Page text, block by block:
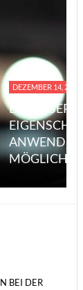
DEZEMBER 14, 2023
EINE
MÖGLICHE
BEI DER